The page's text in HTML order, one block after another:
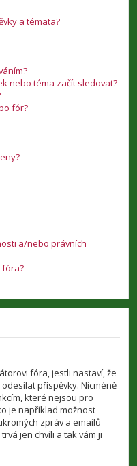
a témata?
nebo téma začít sledovat?
fór?
a/nebo právních
fóra?
fóra, jestli nastaví, že
příspěvky. Nicméně
které nejsou pro
je například možnost
zpráv a emailů
jen chvíli a tak vám ji